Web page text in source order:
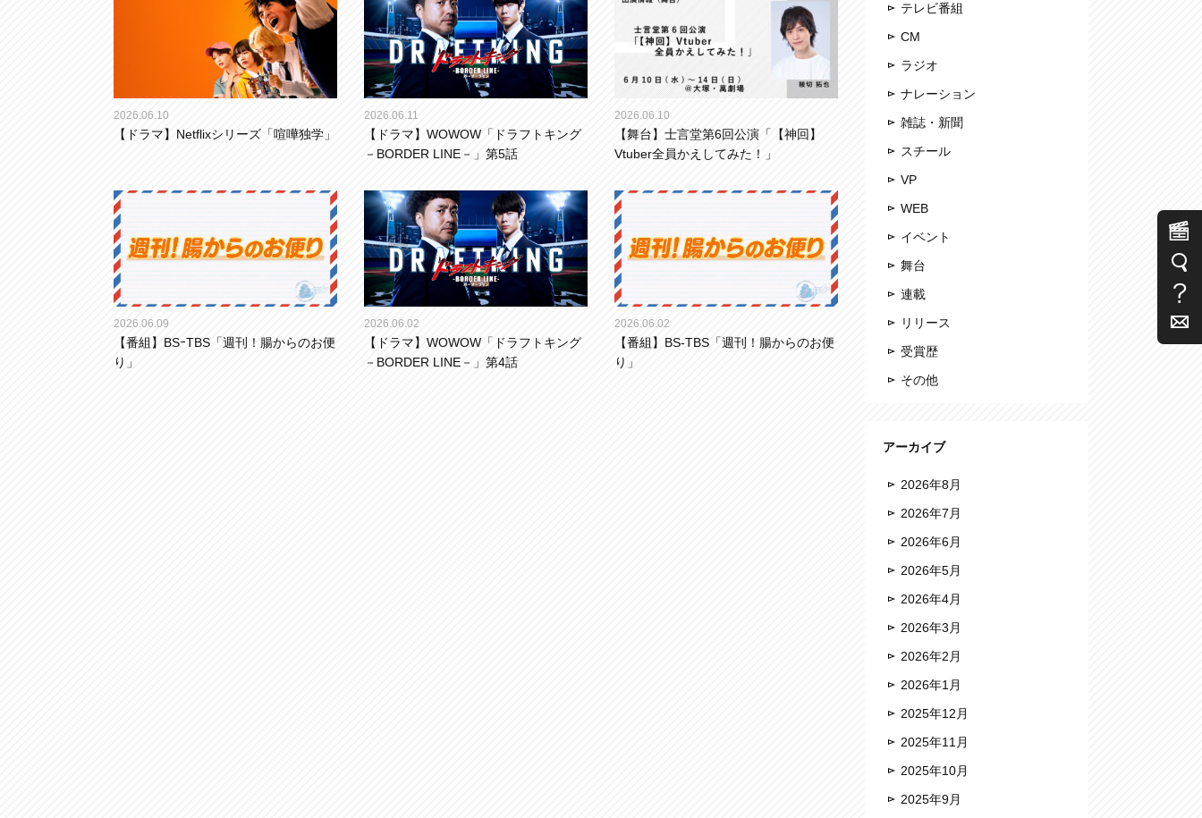
2026.06.10
【ドラマ】Netflixシリーズ「喧嘩独学」
2026.06.11
【ドラマ】WOWOW「ドラフトキング
－BORDER LINE－」第5話
2026.06.10
【舞台】士言堂第6回公演「【神回】
Vtuber全員かえしてみた！」
2026.06.09
【番組】BSｰTBS「週刊！腸からのお便
り」
2026.06.02
【ドラマ】WOWOW「ドラフトキング
－BORDER LINE－」第4話
2026.06.02
【番組】BS-TBS「週刊！腸からのお便
り」
テレビ番組
CM
ラジオ
ナレーション
雑誌・新聞
スチール
VP
WEB
イベント
舞台
連載
リリース
受賞歴
その他
アーカイブ
2026年8月
2026年7月
2026年6月
2026年5月
2026年4月
2026年3月
2026年2月
2026年1月
2025年12月
2025年11月
2025年10月
2025年9月